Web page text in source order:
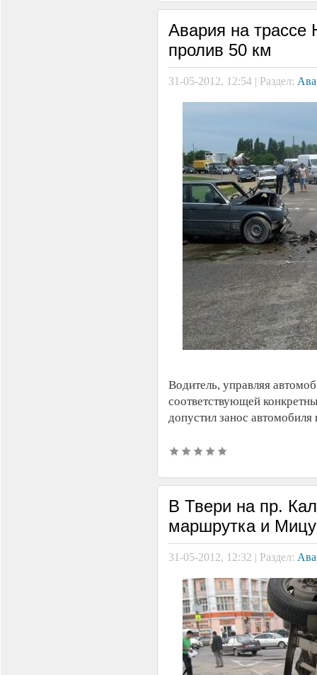
Авария на трассе
пролив 50 км
31-05-2012, 12:54 | Раздел:
Водитель, управляя
соответствующей
допустил занос
В Твери на пр.
маршрутка и
31-05-2012, 12:32 | Раздел: